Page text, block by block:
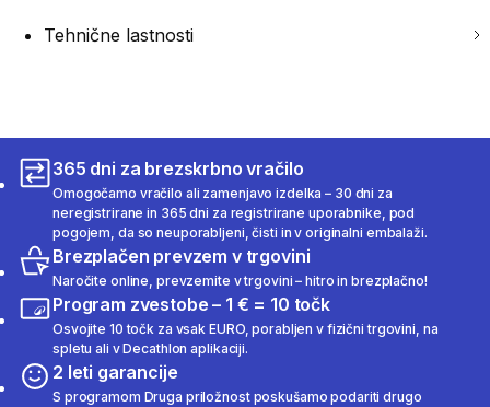
Tehnične lastnosti
365 dni za brezskrbno vračilo
Omogočamo vračilo ali zamenjavo izdelka – 30 dni za
neregistrirane in 365 dni za registrirane uporabnike, pod
pogojem, da so neuporabljeni, čisti in v originalni embalaži.
Brezplačen prevzem v trgovini
Naročite online, prevzemite v trgovini – hitro in brezplačno!
Program zvestobe – 1 € = 10 točk
Osvojite 10 točk za vsak EURO, porabljen v fizični trgovini, na
spletu ali v Decathlon aplikaciji.
2 leti garancije
S programom Druga priložnost poskušamo podariti drugo